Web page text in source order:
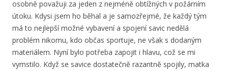
osobně považuji za jeden z nejméně obtížných v požárním
útoku. Kdysi jsem ho běhal a je samozřejmé, že každý tým
má to nejlepší možné vybavení a spojení savic nedělá
problém nikomu, kdo občas sportuje, ne však s dodaným
materiálem. Nyní bylo potřeba zapojit i hlavu, což se mi
vymstilo. Když se savice dostatečně razantně spojily, matka